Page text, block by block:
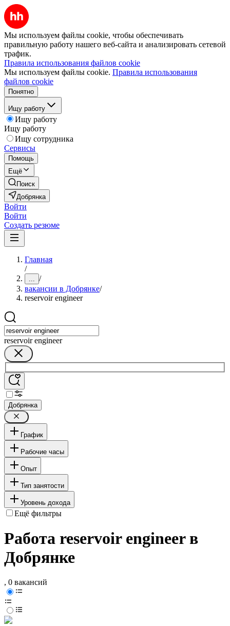
Мы используем файлы cookie, чтобы обеспечивать
правильную работу нашего веб-сайта и анализировать сетевой
трафик.
Правила использования файлов cookie
Мы используем файлы cookie. Правила использования
файлов cookie
Понятно
Ищу работу
Ищу работу
Ищу работу
Ищу сотрудника
Сервисы
Помощь
Ещё
Поиск
Добрянка
Войти
Войти
Создать резюме
Главная
/
... /
вакансии в Добрянке/
reservoir engineer
reservoir engineer
Добрянка
График
Рабочие часы
Опыт
Тип занятости
Уровень дохода
Ещё фильтры
Работа reservoir engineer в
Добрянке
, 0 вакансий